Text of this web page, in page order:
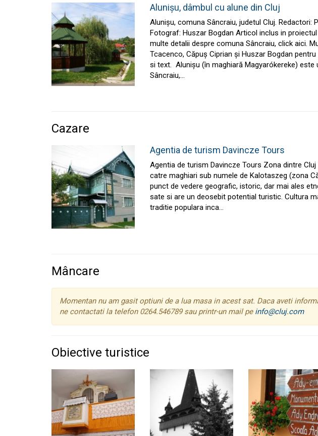
Alunișu, dâmbul cu alune din Cluj
Alunișu, comuna Sâncraiu, judetul Cluj. Redactori:
Fotograf: Huszar Bogdan Articol inclus in
multe detalii despre comuna Sâncraiu, click aici.
Tcacenco, Căpuș Ciprian și Huszar Bogdan
si text. Alunișu (în maghiară Magyarókereke)
Sâncraiu,…
Cazare
Agentia de turism Davincze Tours
Agentia de turism Davincze Tours Zona dintre
catre maghiari sub numele de Kalotaszeg (zona
punct de vedere geografic, istoric, dar mai ales
sate si are un deosebit potential turistic. Cultura
traditie populara inca…
Mâncare
Momentan nu am gasit optiuni de a lua masa in acest sat. Daca aveti
ne contactati la telefon 0264.546789 sau printr-un mail pe info@cluj.com
Obiective turistice